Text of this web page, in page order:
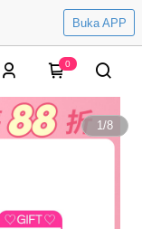
Buka APP
0
1/8